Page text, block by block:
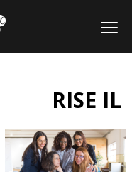
RISE IL